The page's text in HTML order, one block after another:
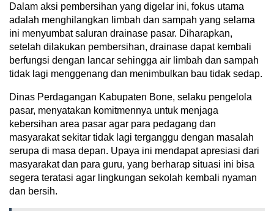
Dalam aksi pembersihan yang digelar ini, fokus utama
adalah menghilangkan limbah dan sampah yang selama
ini menyumbat saluran drainase pasar. Diharapkan,
setelah dilakukan pembersihan, drainase dapat kembali
berfungsi dengan lancar sehingga air limbah dan sampah
tidak lagi menggenang dan menimbulkan bau tidak sedap.
Dinas Perdagangan Kabupaten Bone, selaku pengelola
pasar, menyatakan komitmennya untuk menjaga
kebersihan area pasar agar para pedagang dan
masyarakat sekitar tidak lagi terganggu dengan masalah
serupa di masa depan. Upaya ini mendapat apresiasi dari
masyarakat dan para guru, yang berharap situasi ini bisa
segera teratasi agar lingkungan sekolah kembali nyaman
dan bersih.